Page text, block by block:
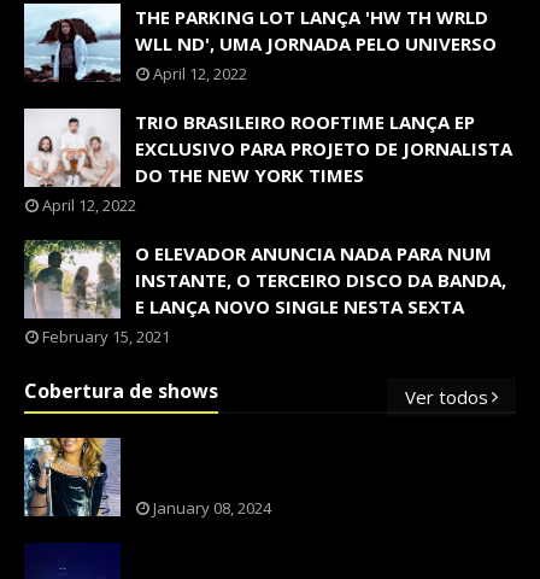
THE PARKING LOT LANÇA 'HW TH WRLD
WLL ND', UMA JORNADA PELO UNIVERSO
April 12, 2022
TRIO BRASILEIRO ROOFTIME LANÇA EP
EXCLUSIVO PARA PROJETO DE JORNALISTA
DO THE NEW YORK TIMES
April 12, 2022
O ELEVADOR ANUNCIA NADA PARA NUM
INSTANTE, O TERCEIRO DISCO DA BANDA,
E LANÇA NOVO SINGLE NESTA SEXTA
February 15, 2021
Cobertura de shows Ver todos
January 08, 2024